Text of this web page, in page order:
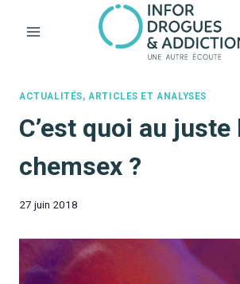
ACTUALITÉS, ARTICLES ET ANALYSES
C’est quoi au juste
chemsex ?
27 juin 2018